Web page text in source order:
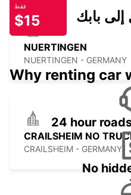
NUERTINGEN
NUERTINGEN - GERMANY
CRAILSHEIM NO
CRAILSHEIM - GERMANY
فقط
$15 بابك
Why renting car
24 hour
No